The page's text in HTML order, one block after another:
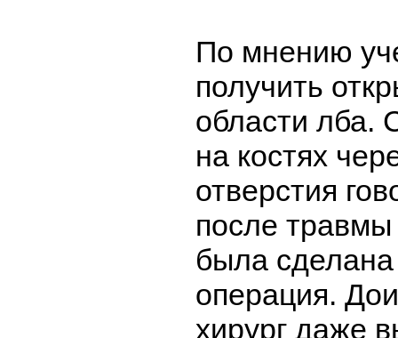
По мнению
получить
области лба.
на костях
отверстия
после
была
операция.
хирург даже